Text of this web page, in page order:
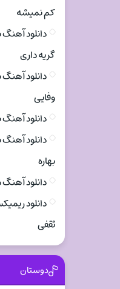
کم نمیشه
دانلود
گریه داری
دانلود
وفایی
دانلود آهنگ
دانلود
بهاره
دانلود
دانلود
ثقفی
دوستان